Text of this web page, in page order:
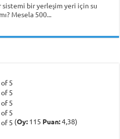
sistemi bir yerleşim yeri için su
Mesela 500...
(Oy: 115 Puan:4,38)